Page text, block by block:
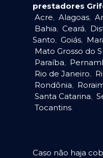
prestadores
Acre, Alagoas,
Bahia, Ceará,
Santo, Goiás,
Mato Grosso do
Paraíba,
Rio de Janeiro,
Rondônia,
Santa Catarina,
Tocantins.
Caso não haja